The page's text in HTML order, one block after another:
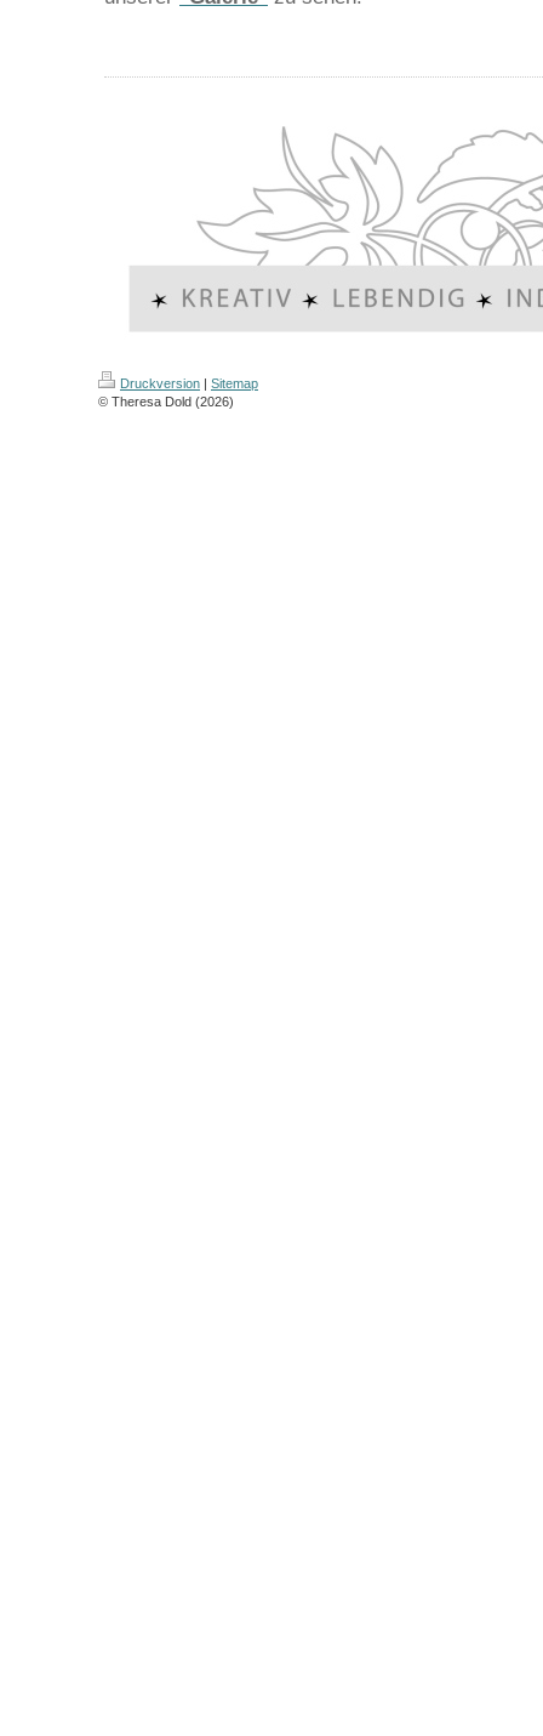
Druckversion | Sitemap
© Theresa Dold (2026)